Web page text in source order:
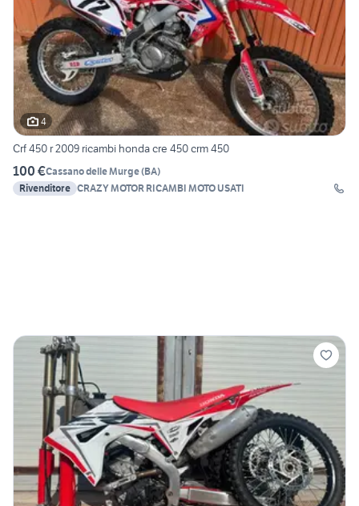
4
Crf 450 r 2009 ricambi honda cre 450 crm 450
100 €Cassano delle Murge(BA)
Rivenditore CRAZY MOTOR RICAMBI MOTO USATI